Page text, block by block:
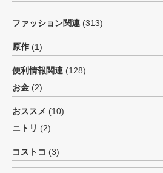
ファッション関連 (313)
原作 (1)
便利情報関連 (128)
お金 (2)
おススメ (10)
ニトリ (2)
コストコ (3)